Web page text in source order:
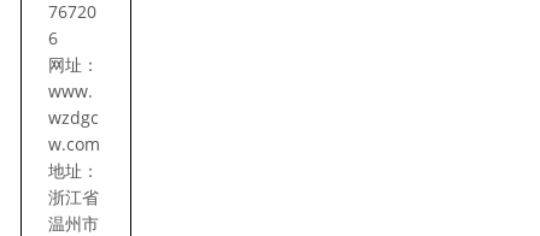
76720
6
网址：
www.
wzdgc
w.com
地址：
浙江省
温州市